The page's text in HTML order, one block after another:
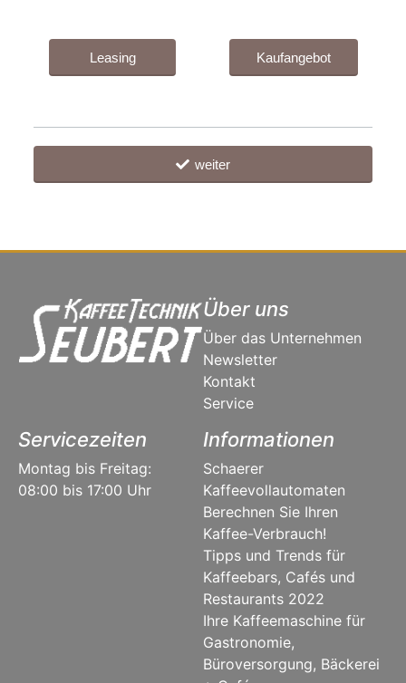
Leasing Kaufangebot
weiter
Über uns
Über das Unternehmen
Newsletter
Kontakt
Service
Servicezeiten
Montag bis Freitag:
08:00 bis 17:00 Uhr
Informationen
Schaerer
Kaffeevollautomaten
Berechnen Sie Ihren
Kaffee-Verbrauch!
Tipps und Trends für
Kaffeebars, Cafés und
Restaurants 2022
Ihre Kaffeemaschine für
Gastronomie,
Büroversorgung, Bäckerei